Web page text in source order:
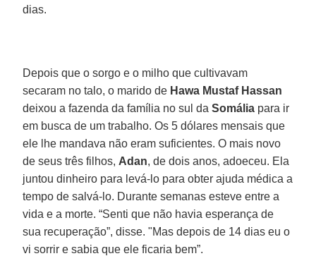
dias.
Depois que o sorgo e o milho que cultivavam
secaram no talo, o marido de Hawa Mustaf Hassan
deixou a fazenda da família no sul daSomália para ir
em busca de um trabalho. Os 5 dólares mensais que
ele lhe mandava não eram suficientes. O mais novo
de seus três filhos, Adan, de dois anos, adoeceu. Ela
juntou dinheiro para levá-lo para obter ajuda médica a
tempo de salvá-lo. Durante semanas esteve entre a
vida e a morte. “Senti que não havia esperança de
sua recuperação”, disse. "Mas depois de 14 dias eu o
vi sorrir e sabia que ele ficaria bem”.